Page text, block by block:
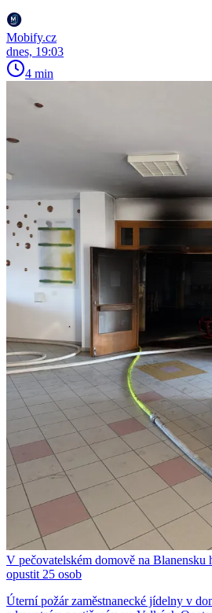
Mobify.cz
dnes, 19:03
4 min
V pečovatelském domově na Blanensku
opustit 25 osob
Úterní požár zaměstnanecké jídelny v